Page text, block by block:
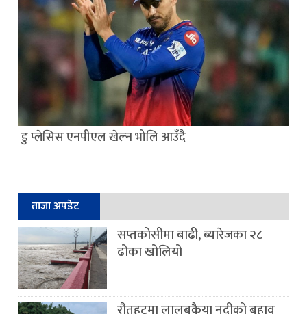
डु प्लेसिस एनपीएल खेल्न भोलि आउँदै
ताजा अपडेट
सप्तकोसीमा बाढी, ब्यारेजका २८
ढोका खोलियो